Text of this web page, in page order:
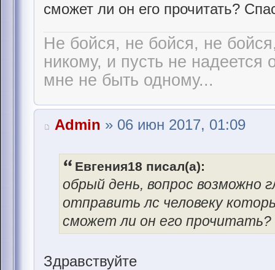
сможет ли он его прочитать?
Не бойся, не бойся, не
никому, и пусть не надеется
мне не быть одному...
Admin » 06 июн 2017, 01:09
Евгения18 писал(а):
обрый день, вопрос возможно
отправить лс человеку
сможет ли он его прочитать?
Здравствуйте